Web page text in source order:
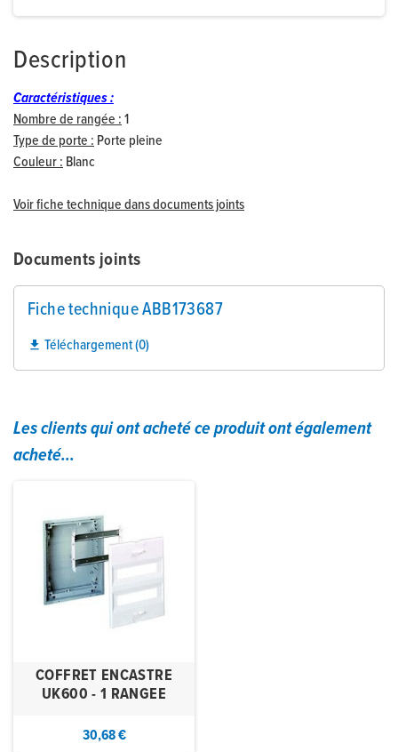
Description
Caractéristiques :
Nombre de rangée :1
Type de porte : Porte pleine
Couleur : Blanc
Voir fiche technique dans documents joints
Documents joints
Fiche technique ABB173687
 Téléchargement (0)
Les clients qui ont acheté ce produit ont également
acheté...
COFFRET ENCASTRE
UK600 - 1 RANGEE
30,68 €